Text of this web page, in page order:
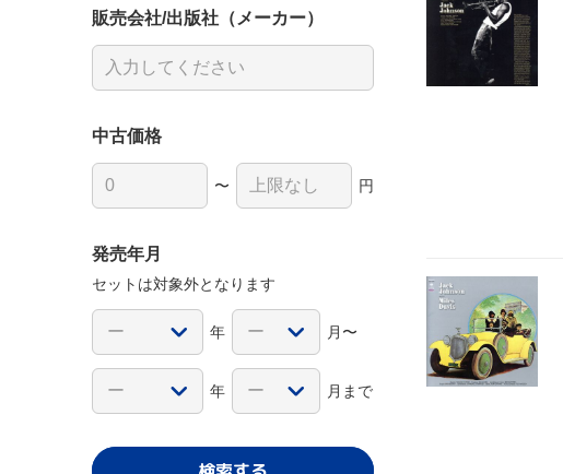
販売会社/出版社（メーカー）
中古価格
〜 円
発売年月
セットは対象外となります
年 月〜
年 月まで